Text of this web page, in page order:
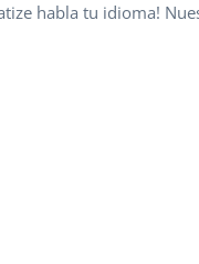
habla tu idioma!